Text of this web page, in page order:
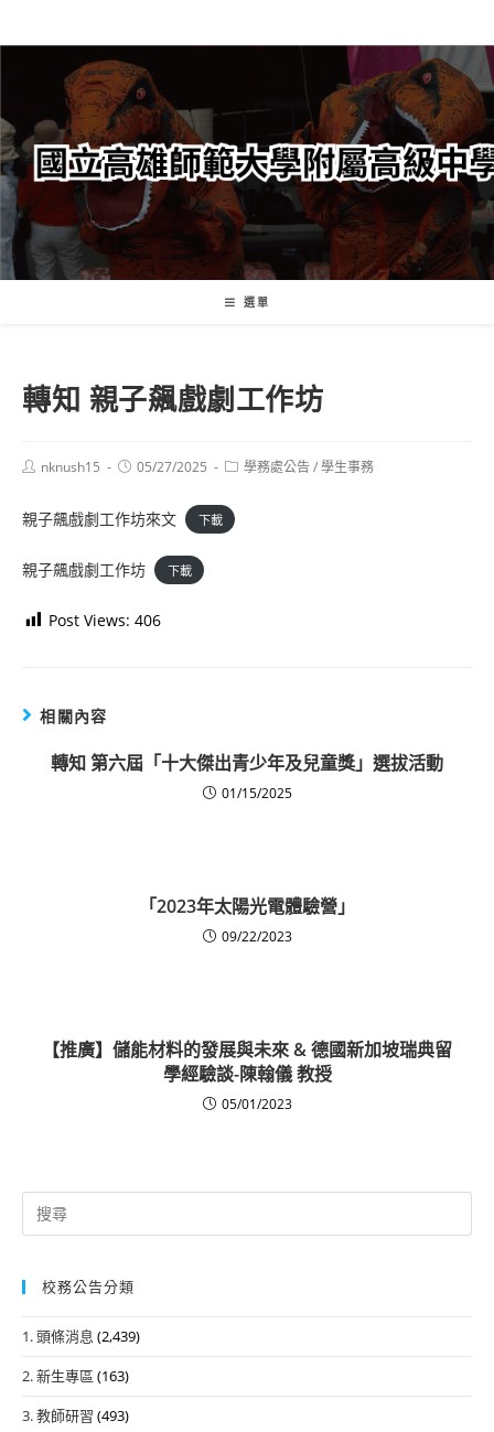
轉
要
內
容
選單
轉知 親子飆戲劇工作坊
Postnknush15
Post05/27/2025
Post學務處公告/學生事務
親子飆戲劇工作坊來文 下載
親子飆戲劇工作坊 下載
Post Views: 406
相關內容
轉知 第六屆「十大傑出青少年及兒童獎」選拔活動
01/15/2025
「2023年太陽光電體驗營」
09/22/2023
【推廣】儲能材料的發展與未來 & 德國新加坡瑞典留
學經驗談-陳翰儀 教授
05/01/2023
Search
for:
校務公告分類
1. 頭條消息 (2,439)
2. 新生專區 (163)
3. 教師研習 (493)